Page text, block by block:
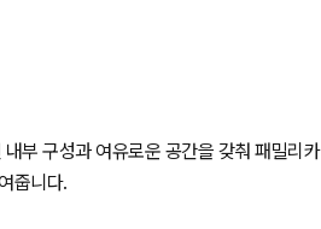
부 구성과 여유로운 공간을 갖춰 패밀리카
줍니다.